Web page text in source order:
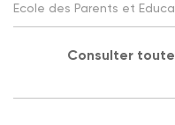
Ecole des Parents et
Consulter